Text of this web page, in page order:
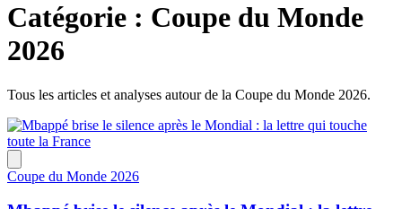
Catégorie : Coupe du Monde
2026
Tous les articles et analyses autour de la Coupe du Monde 2026.
Coupe du Monde 2026